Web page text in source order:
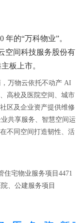
年的“万科物业”。
空间科技服务股份有
板上市。
万物云依托不动产 AI
高校及医院空间、城市
区及企业资产提供维修
共享服务、智慧空间运
不同空间打造韧性、活
住宅物业服务项目4471
、公建服务项目